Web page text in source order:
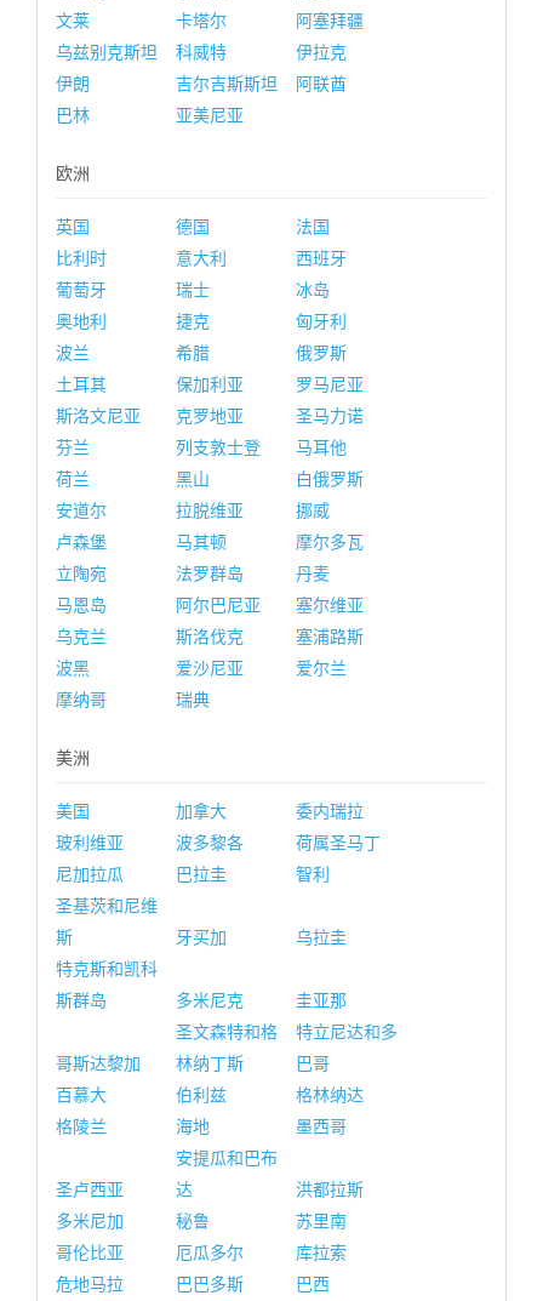
文莱
卡塔尔
阿塞拜疆
乌兹别克斯坦
科威特
伊拉克
伊朗
吉尔吉斯斯坦
阿联酋
巴林
亚美尼亚
欧洲
英国 德国
法国
比利时
意大利
西班牙
葡萄牙
瑞士
冰岛
奥地利
捷克
匈牙利
波兰
希腊
俄罗斯
土耳其
保加利亚
罗马尼亚
斯洛文尼亚
克罗地亚
圣马力诺
芬兰
列支敦士登
马耳他
荷兰
黑山
白俄罗斯
安道尔
拉脱维亚
挪威
卢森堡
马其顿
摩尔多瓦
立陶宛
法罗群岛
丹麦
马恩岛
阿尔巴尼亚
塞尔维亚
乌克兰
斯洛伐克
塞浦路斯
波黑
爱沙尼亚
爱尔兰
摩纳哥
瑞典
美洲
美国 加拿大
委内瑞拉
玻利维亚
波多黎各
荷属圣马丁
尼加拉瓜
巴拉圭
智利
圣基茨和尼维
斯
牙买加
乌拉圭
特克斯和凯科
斯群岛
多米尼克 圭亚那
哥斯达黎加
圣文森特和格
林纳丁斯
特立尼达和多
巴哥
百慕大
伯利兹
格林纳达
格陵兰
海地 墨西哥
圣卢西亚
安提瓜和巴布
达
洪都拉斯
多米尼加
秘鲁
苏里南
哥伦比亚
厄瓜多尔
库拉索
危地马拉
巴巴多斯
巴西